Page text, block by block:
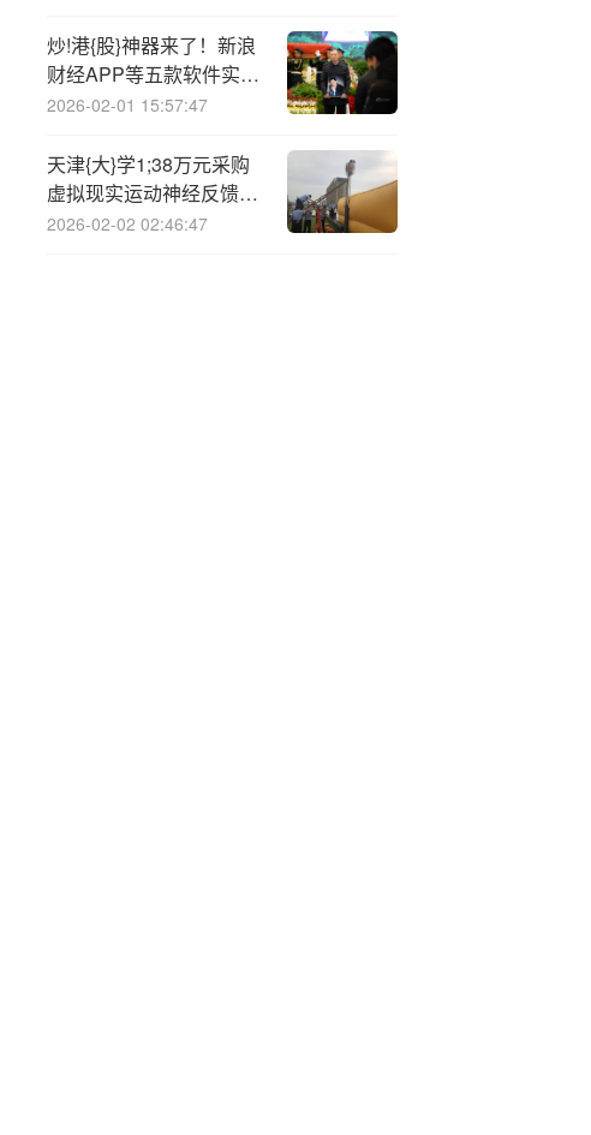
炒!港{股}神器来了！新浪
财经APP等五款软件实测
结果出乎意料
2026-02-01 15:57:47
天津{大}学1;38万元采购
虚拟现实运动神经反馈调
控平台
2026-02-02 02:46:47